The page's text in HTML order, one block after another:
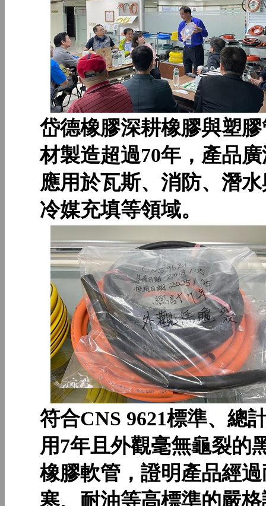
岱德橡膠深耕橡膠與塑
材製造超過70年，產品
應用於瓦斯、消防、潛
冷媒充填等領域。
符合CNS 9621標準、總
用7年且外觀毫無龜裂的
橡膠軟管，證明產品經
寒、耐油等高標準的嚴